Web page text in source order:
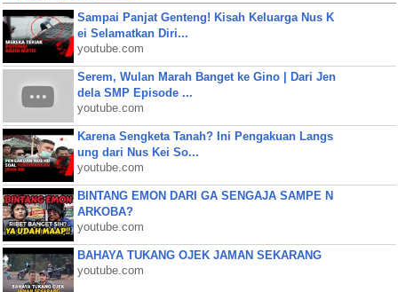
Sampai Panjat Genteng! Kisah Keluarga Nus K
ei Selamatkan Diri...
youtube.com
Serem, Wulan Marah Banget ke Gino | Dari Jen
dela SMP Episode ...
youtube.com
Karena Sengketa Tanah? Ini Pengakuan Langs
ung dari Nus Kei So...
youtube.com
BINTANG EMON DARI GA SENGAJA SAMPE N
ARKOBA?
youtube.com
BAHAYA TUKANG OJEK JAMAN SEKARANG
youtube.com